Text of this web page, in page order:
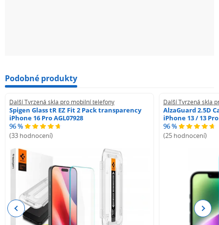
Podobné produkty
Další Tvrzená skla pro mobilní telefony
Spigen Glass tR EZ Fit 2 Pack transparency
iPhone 16 Pro AGL07928
96 %
(33 hodnocení)
Další Tvrzená skla
AlzaGuard 2.5D
iPhone 13 / 13 Pro
96 %
(25 hodnocení)
Previous Next